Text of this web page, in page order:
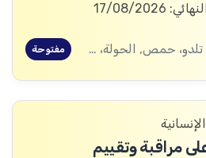
17/08/2026
تلدو، حمص, الحولة، حمص مفتوحة
مراقبة وتقييم